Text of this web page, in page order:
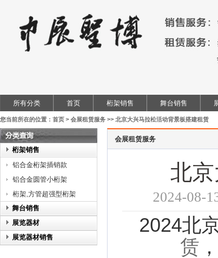
所有分类 首页 桁架销售 舞台销售
您当前所在的位置： 首页 > 会展租赁服务 >> 北京大兴马拉松活动背景板搭建租赁
桁架销售
铝合金桁架插销款
铝合金圆管小桁架
桁架,方管超强型桁架
舞台销售
展览器材
展览器材销售
会展租赁服务
北
2024-
2024北
赁